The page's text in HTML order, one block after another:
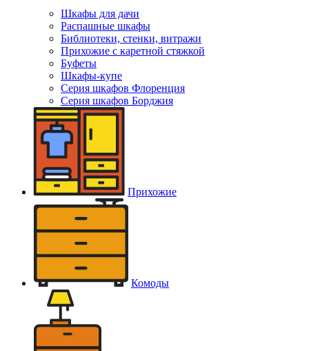
Шкафы для дачи
Распашные шкафы
Библиотеки, стенки, витражи
Прихожие с каретной стяжкой
Буфеты
Шкафы-купе
Серия шкафов Флоренция
Серия шкафов Борджия
Прихожие
Комоды